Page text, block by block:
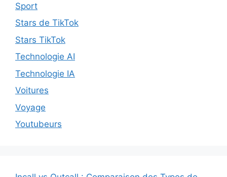
Sport
Stars de TikTok
Stars TikTok
Technologie AI
Technologie IA
Voitures
Voyage
Youtubeurs